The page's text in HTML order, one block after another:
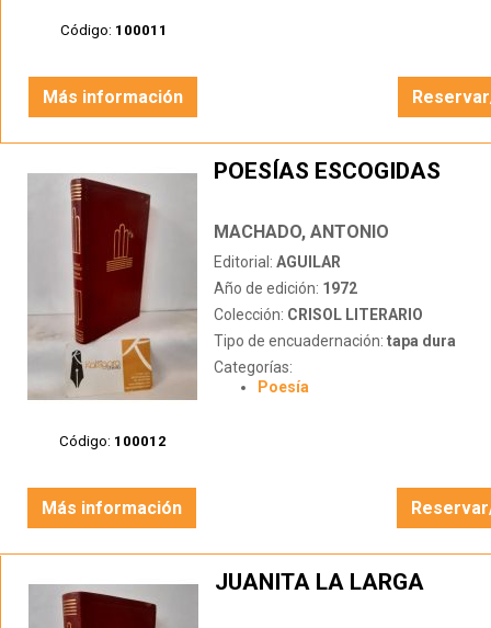
Código: 100011
Más información
Código: 100012
POESÍAS ESCOGIDAS
MACHADO, ANTONIO
Editorial: AGUILAR
Año de edición: 1972
Colección: CRISOL LITERARIO
Tipo de encuadernación: tapa dura
Categorías:
Poesía
Más información
JUANITA LA LARGA